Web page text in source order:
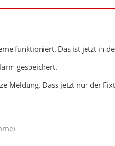
funktioniert. Das ist jetzt in
gespeichert.
Meldung. Dass jetzt nur der